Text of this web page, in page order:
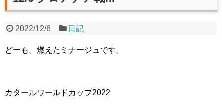
2022/12/6 日記
どーも。燃えたミナージュです。
カタールワールドカップ2022